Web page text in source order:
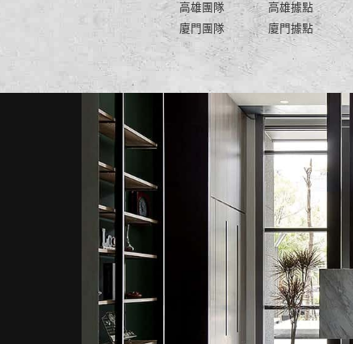
高雄團隊
廈門團隊
高雄據點
廈門據點